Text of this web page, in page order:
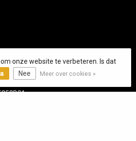
onze website te verbeteren. Is dat
Nee Meer over cookies »